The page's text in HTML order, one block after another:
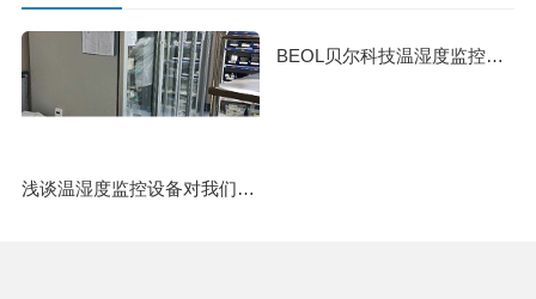
浅谈温湿度监控设备对我们日常生活的影响24.9.13
BEOL贝尔科技温湿度监控设备——实验室好物推荐24.3.29